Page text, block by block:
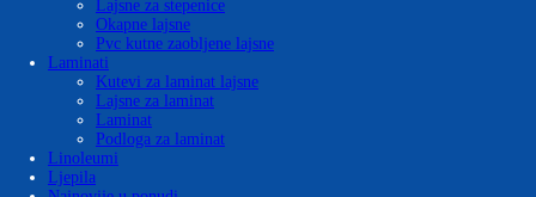
Lajsne za stepenice
Okapne lajsne
Pvc kutne zaobljene lajsne
Laminati
Kutevi za laminat lajsne
Lajsne za laminat
Laminat
Podloga za laminat
Linoleumi
Ljepila